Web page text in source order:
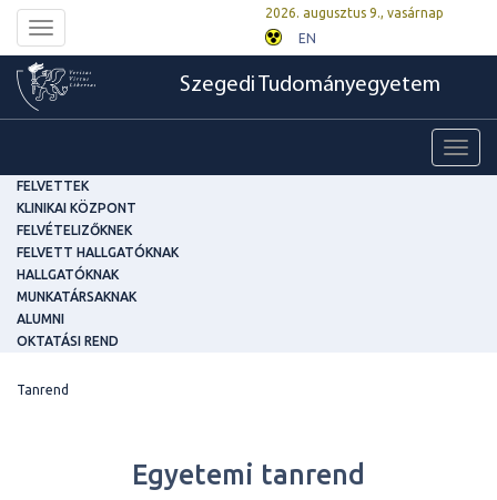
Toggle
navigation
2026. augusztus 9., vasárnap
EN
Szegedi Tudományegyetem
FELVETTEK
KLINIKAI KÖZPONT
FELVÉTELIZŐKNEK
FELVETT HALLGATÓKNAK
HALLGATÓKNAK
MUNKATÁRSAKNAK
ALUMNI
OKTATÁSI REND
Tanrend
Egyetemi tanrend